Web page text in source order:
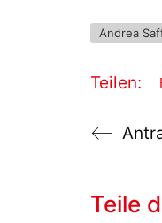
Andrea
Teilen:
Teile